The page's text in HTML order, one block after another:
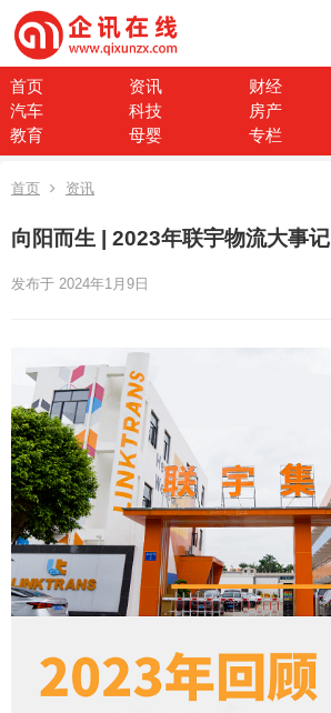
首页 资讯 财经
汽车
科技 房产
教育
母婴 专栏
首页 资讯
向阳而生 | 2023年联宇物流大事记
发布于 2024年1月9日